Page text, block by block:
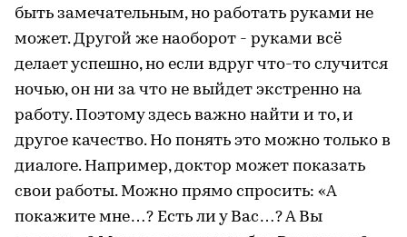
быть замечательным, но работать руками не
может. Другой же наоборот - руками всё
делает успешно, но если вдруг что-то случится
ночью, он ни за что не выйдет экстренно на
работу. Поэтому здесь важно найти и то, и
другое качество. Но понять это можно только в
диалоге. Например, доктор может показать
свои работы. Можно прямо спросить: «А
покажите мне…? Есть ли у Вас…? А Вы